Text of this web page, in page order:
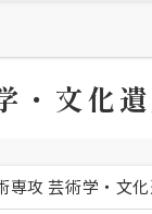
・文化
専攻 芸術学・文